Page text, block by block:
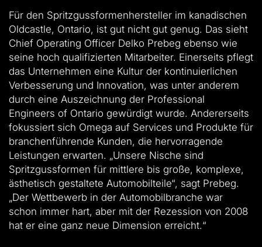
Für den Spritzgussformenhersteller im kanadischen
Oldcastle, Ontario, ist gut nicht gut genug. Das sieht
Chief Operating Officer Delko Prebeg ebenso wie
seine hoch qualifizierten Mitarbeiter. Einerseits pflegt
das Unternehmen eine Kultur der kontinuierlichen
Verbesserung und Innovation, was unter anderem
durch eine Auszeichnung der Professional
Engineers of Ontario gewürdigt wurde. Andererseits
fokussiert sich Omega auf Services und Produkte für
branchenführende Kunden, die hervorragende
Leistungen erwarten. „Unsere Nische sind
Spritzgussformen für mittlere bis große, komplexe,
ästhetisch gestaltete Automobilteile“, sagt Prebeg.
„Der Wettbewerb in der Automobilbranche war
schon immer hart, aber mit der Rezession von 2008
hat er eine ganz neue Dimension erreicht.“